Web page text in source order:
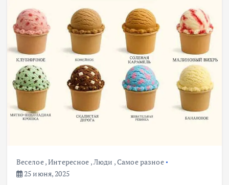
Веселое,Интересное ,Люди ,Самое разное
25 июня, 2025